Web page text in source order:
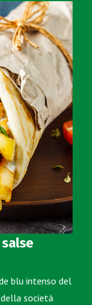
blu intenso del
società